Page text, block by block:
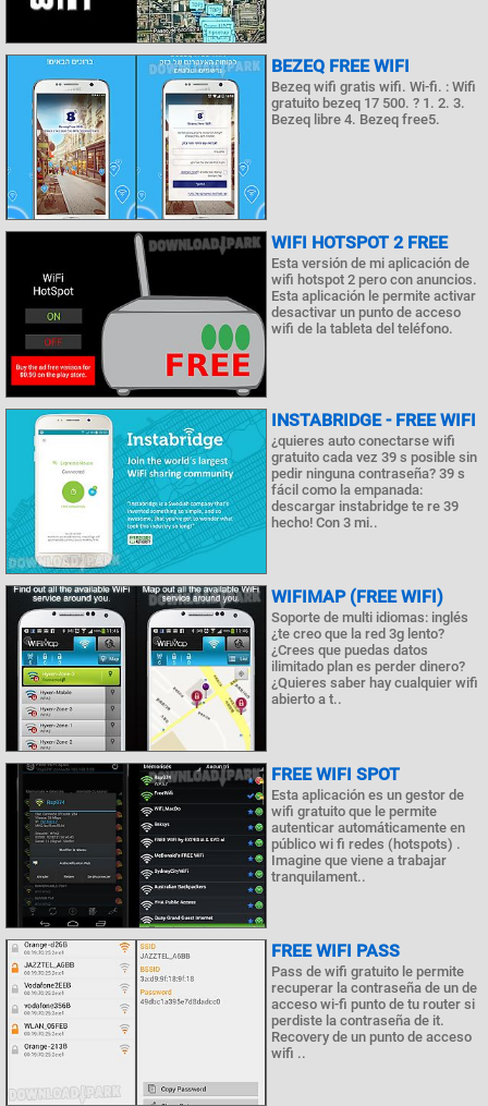
BEZEQ FREE WIFI
Bezeq wifi gratis wifi. Wi-fi. : Wifi
gratuito bezeq 17 500. ? 1. 2. 3.
Bezeq libre 4. Bezeq free5.
WIFI HOTSPOT 2 FREE
Esta versión de mi aplicación de
wifi hotspot 2 pero con anuncios.
Esta aplicación le permite activar
desactivar un punto de acceso
wifi de la tableta del teléfono.
INSTABRIDGE - FREE WIFI
¿quieres auto conectarse wifi
gratuito cada vez 39 s posible sin
pedir ninguna contraseña? 39 s
fácil como la empanada:
descargar instabridge te re 39
hecho! Con 3 mi..
WIFIMAP (FREE WIFI)
Soporte de multi idiomas: inglés
¿te creo que la red 3g lento?
¿Crees que puedas datos
ilimitado plan es perder dinero?
¿Quieres saber hay cualquier wifi
abierto a t..
FREE WIFI SPOT
Esta aplicación es un gestor de
wifi gratuito que le permite
autenticar automáticamente en
público wi fi redes (hotspots) .
Imagine que viene a trabajar
tranquilament..
FREE WIFI PASS
Pass de wifi gratuito le permite
recuperar la contraseña de un de
acceso wi-fi punto de tu router si
perdiste la contraseña de it.
Recovery de un punto de acceso
wifi ..